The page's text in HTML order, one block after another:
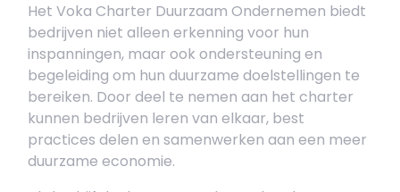
Het Voka Charter Duurzaam Ondernemen biedt
bedrijven niet alleen erkenning voor hun
inspanningen, maar ook ondersteuning en
begeleiding om hun duurzame doelstellingen te
bereiken. Door deel te nemen aan het charter
kunnen bedrijven leren van elkaar, best
practices delen en samenwerken aan een meer
duurzame economie.